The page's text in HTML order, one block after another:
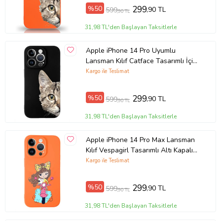
%50 599,90 TL 299,90 TL
31,98 TL'den Başlayan Taksitlerle
Apple iPhone 14 Pro Uyumlu
Lansman Kılıf Catface Tasarımlı İçi
Kadife Kapak-Siyah (Şeffaf)
Kargo ile Teslimat
%50 599,90 TL 299,90 TL
31,98 TL'den Başlayan Taksitlerle
Apple iPhone 14 Pro Max Lansman
Kılıf Vespagirl Tasarımlı Altı Kapalı
Kargo ile Teslimat
%50 599,90 TL 299,90 TL
31,98 TL'den Başlayan Taksitlerle